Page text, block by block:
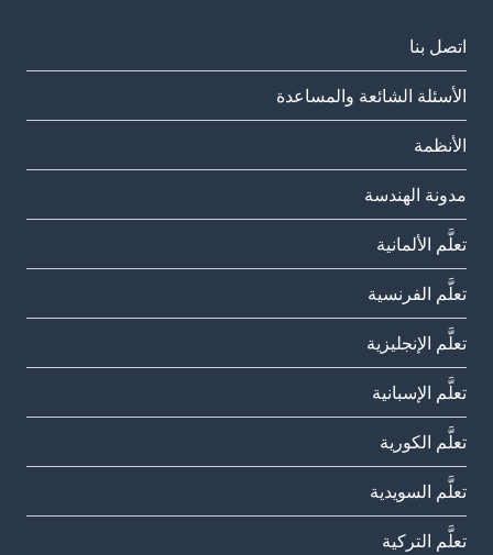
اتصل بنا
الأسئلة الشائعة والمساعدة
الأنظمة
مدونة الهندسة
تعلَّم الألمانية
تعلَّم الفرنسية
تعلَّم الإنجليزية
تعلَّم الإسبانية
تعلَّم الكورية
تعلَّم السويدية
تعلَّم التركية